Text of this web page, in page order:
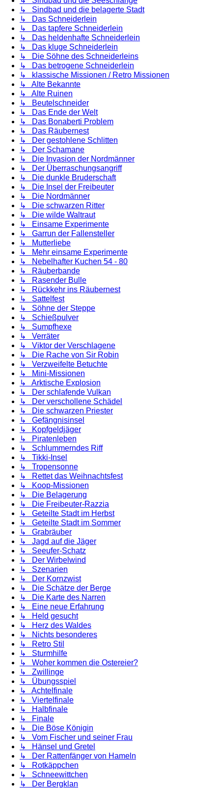
↳ Sindbad und die belagerte Stadt
↳ Das Schneiderlein
↳ Das tapfere Schneiderlein
↳ Das heldenhafte Schneiderlein
↳ Das kluge Schneiderlein
↳ Die Söhne des Schneiderleins
↳ Das betrogene Schneiderlein
↳ klassische Missionen / Retro Missionen
↳ Alte Bekannte
↳ Alte Ruinen
↳ Beutelschneider
↳ Das Ende der Welt
↳ Das Bonaberti Problem
↳ Das Räubernest
↳ Der gestohlene Schlitten
↳ Der Schamane
↳ Die Invasion der Nordmänner
↳ Der Überraschungsangriff
↳ Die dunkle Bruderschaft
↳ Die Insel der Freibeuter
↳ Die Nordmänner
↳ Die schwarzen Ritter
↳ Die wilde Waltraut
↳ Einsame Experimente
↳ Garrun der Fallensteller
↳ Mutterliebe
↳ Mehr einsame Experimente
↳ Nebelhafter Kuchen 54 - 80
↳ Räuberbande
↳ Rasender Bulle
↳ Rückkehr ins Räubernest
↳ Sattelfest
↳ Söhne der Steppe
↳ Schießpulver
↳ Sumpfhexe
↳ Verräter
↳ Viktor der Verschlagene
↳ Die Rache von Sir Robin
↳ Verzweifelte Betuchte
↳ Mini-Missionen
↳ Arktische Explosion
↳ Der schlafende Vulkan
↳ Der verschollene Schädel
↳ Die schwarzen Priester
↳ Gefängnisinsel
↳ Kopfgeldjäger
↳ Piratenleben
↳ Schlummerndes Riff
↳ Tikki-Insel
↳ Tropensonne
↳ Rettet das Weihnachtsfest
↳ Koop-Missionen
↳ Die Belagerung
↳ Die Freibeuter-Razzia
↳ Geteilte Stadt im Herbst
↳ Geteilte Stadt im Sommer
↳ Grabräuber
↳ Jagd auf die Jäger
↳ Seeufer-Schatz
↳ Der Wirbelwind
↳ Szenarien
↳ Der Kornzwist
↳ Die Schätze der Berge
↳ Die Karte des Narren
↳ Eine neue Erfahrung
↳ Held gesucht
↳ Herz des Waldes
↳ Nichts besonderes
↳ Retro Stil
↳ Sturmhilfe
↳ Woher kommen die Ostereier?
↳ Zwillinge
↳ Übungsspiel
↳ Achtelfinale
↳ Viertelfinale
↳ Halbfinale
↳ Finale
↳ Die Böse Königin
↳ Vom Fischer und seiner Frau
↳ Hänsel und Gretel
↳ Der Rattenfänger von Hameln
↳ Rotkäppchen
↳ Schneewittchen
↳ Der Bergklan